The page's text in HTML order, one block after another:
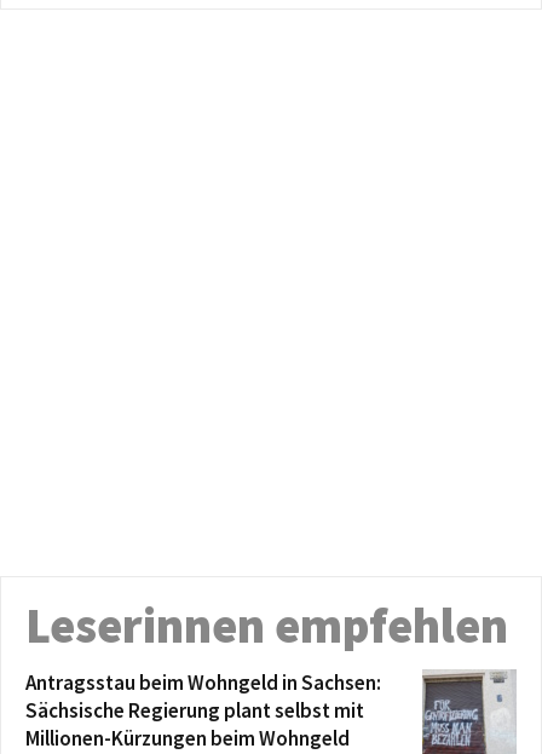
Leserinnen empfehlen
Antragsstau beim Wohngeld in Sachsen:
Sächsische Regierung plant selbst mit
Millionen-Kürzungen beim Wohngeld